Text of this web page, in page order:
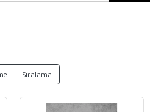
Sıralama